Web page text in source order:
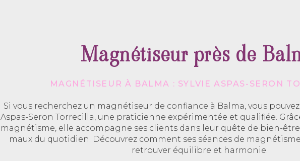
Magnétiseur près de
MAGNÉTISEUR À BALMA : SYLVIE ASPAS-SERON
Si vous recherchez un magnétiseur de confiance à Balma, vous
Aspas-Seron Torrecilla, une praticienne expérimentée et qualifiée.
magnétisme, elle accompagne ses clients dans leur quête de bien-
maux du quotidien. Découvrez comment ses séances de
retrouver équilibre et harmonie.